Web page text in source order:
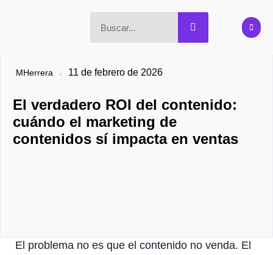
MHerrera 11 de febrero de 2026
El verdadero ROI del contenido:
cuándo el marketing de
contenidos sí impacta en ventas
El problema no es que el contenido no venda. El